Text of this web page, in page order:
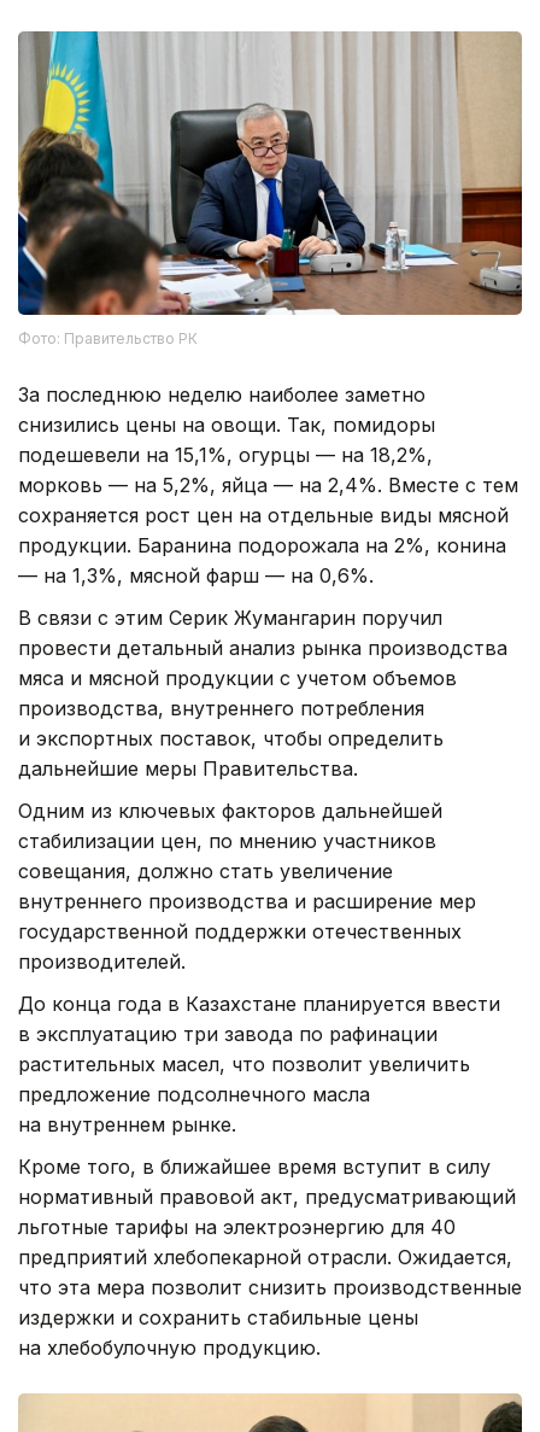
Фото: Правительство РК
За последнюю неделю наиболее заметно
снизились цены на овощи. Так, помидоры
подешевели на 15,1%, огурцы — на 18,2%,
морковь — на 5,2%, яйца — на 2,4%. Вместе с тем
сохраняется рост цен на отдельные виды мясной
продукции. Баранина подорожала на 2%, конина
— на 1,3%, мясной фарш — на 0,6%.
В связи с этим Серик Жумангарин поручил
провести детальный анализ рынка производства
мяса и мясной продукции с учетом объемов
производства, внутреннего потребления
и экспортных поставок, чтобы определить
дальнейшие меры Правительства.
Одним из ключевых факторов дальнейшей
стабилизации цен, по мнению участников
совещания, должно стать увеличение
внутреннего производства и расширение мер
государственной поддержки отечественных
производителей.
До конца года в Казахстане планируется ввести
в эксплуатацию три завода по рафинации
растительных масел, что позволит увеличить
предложение подсолнечного масла
на внутреннем рынке.
Кроме того, в ближайшее время вступит в силу
нормативный правовой акт, предусматривающий
льготные тарифы на электроэнергию для 40
предприятий хлебопекарной отрасли. Ожидается,
что эта мера позволит снизить производственные
издержки и сохранить стабильные цены
на хлебобулочную продукцию.